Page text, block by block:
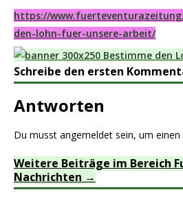
https://
den-lohn-fuer-unsere-arbeit/
Schreibe den ersten
Antworten
Du musst angemeldet sein, um
Weitere Beiträge im Bereich
Nachrichten